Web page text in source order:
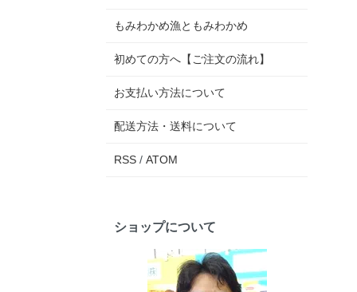
もみわかめ漁ともみわかめ
初めての方へ【ご注文の流れ】
お支払い方法について
配送方法・送料について
RSS / ATOM
ショップについて